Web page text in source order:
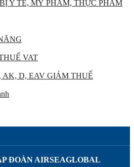
Y TẾ, MỸ PHẨM, THỰC PHẨM
VAT
AK, D, EAV GIẢM THUẾ
ĐOÀN AIRSEAGLOBAL